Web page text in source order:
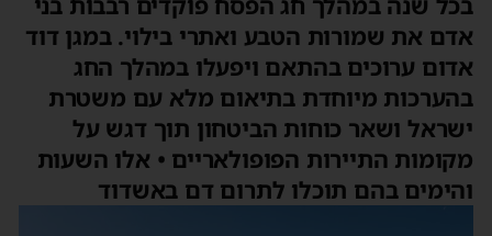
אדם את שמורות הטבע ואתרי בילוי. במגן דוד
אדום ערוכים בהתאם ויפעלו במהלך החג
בהערכות מיוחדת בתיאום מלא עם משטרת
ישראל ושאר כוחות הביטחון תוך דגש על
מקומות התיירות הפופולאריים • אלו השעות
והימים בהם תוכלו לתרום דם באשדוד